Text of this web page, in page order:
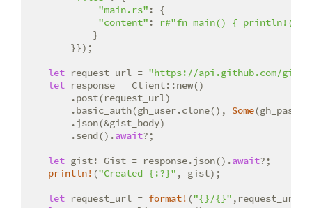
"main.rs" : {
"content" :
r#"fn main() {
            }
        }});
let request_url = "https://api.github.com/
let response = Client::new()
        .post(request_url)
        .basic_auth(gh_user.clone(),
Some
        .json(&gist_body)
        .send().
await?;
let gist: Gist = response.json().await?;
println! ("Created {:?}" , gist);
let request_url = format! ("{}/{}"